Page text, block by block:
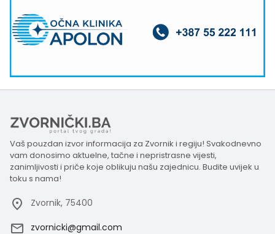
Vaš pouzdan izvor informacija za Zvornik i regiju! Svakodnevno
vam donosimo aktuelne, tačne i nepristrasne vijesti,
zanimljivosti i priče koje oblikuju našu zajednicu. Budite uvijek u
toku s nama!
Zvornik, 75400
zvornicki@gmail.com